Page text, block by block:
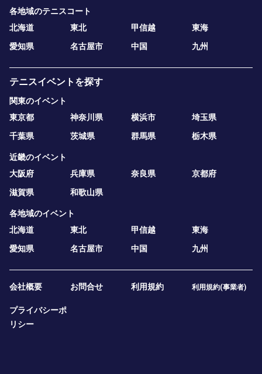
各地域のテニスコート
北海道
東北 甲信越
東海
愛知県
名古屋市 中国 九州
テニスイベントを探す
関東のイベント
東京都
神奈川県 横浜市
埼玉県
千葉県
茨城県 群馬県 栃木県
近畿のイベント
大阪府
兵庫県 奈良県
京都府
滋賀県
和歌山県
各地域のイベント
北海道
東北 甲信越
東海
愛知県
名古屋市 中国 九州
会社概要 お問合せ 利用規約 利用規約(事業者)
プライバシーポ
リシー